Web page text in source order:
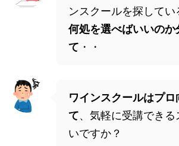
ンスクールを探してい
何処を選べばいいのか
て ・・
ワインスクールはプロ
て、気軽に受講でき
いですか？